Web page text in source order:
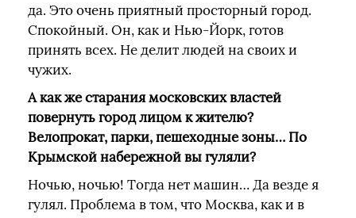
да. Это очень приятный просторный город.
Спокойный. Он, как и Нью-Йорк, готов
принять всех. Не делит людей на своих и
чужих.
А как же старания московских властей
повернуть город лицом к жителю?
Велопрокат, парки, пешеходные зоны… По
Крымской набережной вы гуляли?
Ночью, ночью! Тогда нет машин… Да везде я
гулял. Проблема в том, что Москва, как и в